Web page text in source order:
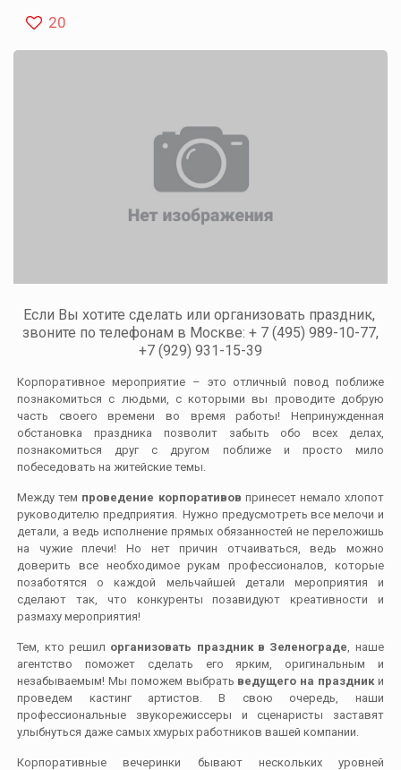
20
Если Вы хотите сделать или организовать праздник,
звоните по телефонам в Москве: + 7 (495) 989-10-77,
+7 (929) 931-15-39
Корпоративное мероприятие – это отличный повод поближе
познакомиться с людьми, с которыми вы проводите добрую
часть своего времени во время работы! Непринужденная
обстановка праздника позволит забыть обо всех делах,
познакомиться друг с другом поближе и просто мило
побеседовать на житейские темы.
Между тем проведение корпоративов принесет немало хлопот
руководителю предприятия. Нужно предусмотреть все мелочи и
детали, а ведь исполнение прямых обязанностей не переложишь
на чужие плечи! Но нет причин отчаиваться, ведь можно
доверить все необходимое рукам профессионалов, которые
позаботятся о каждой мельчайшей детали мероприятия и
сделают так, что конкуренты позавидуют креативности и
размаху мероприятия!
Тем, кто решил организовать праздник в Зеленограде , наше
агентство поможет сделать его ярким, оригинальным и
незабываемым! Мы поможем выбрать ведущего на праздник и
проведем кастинг артистов. В свою очередь, наши
профессиональные звукорежиссеры и сценаристы заставят
улыбнуться даже самых хмурых работников вашей компании.
Корпоративные вечеринки бывают нескольких уровней